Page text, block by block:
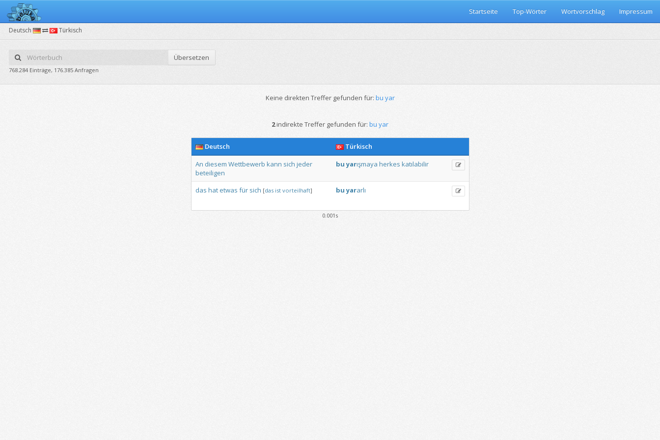
Startseite Top-Wörter Wortvorschlag Impressum
Deutsch Türkisch
Übersetzen
768.284 Einträge, 176.385 Anfragen
Keine direkten Treffer gefunden für: bu yar
2indirekte Treffer gefunden für: bu yar
Deutsch
Türkisch
An diesem Wettbewerb kann sich jeder
beteiligen
buyarışmaya herkes katılabilir
das hat etwas für sich [das ist vorteilhaft] buyararlı
0.001s